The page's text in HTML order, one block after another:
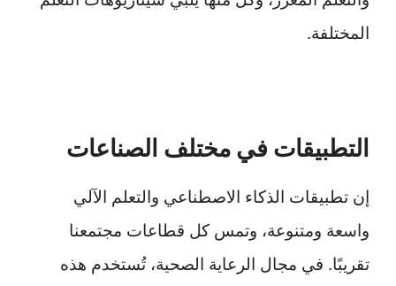
المختلفة.
التطبيقات في مختلف الصناعات
إن تطبيقات الذكاء الاصطناعي والتعلم الآلي
واسعة ومتنوعة، وتمس كل قطاعات مجتمعنا
تقريبًا. في مجال الرعاية الصحية، تُستخدم هذه